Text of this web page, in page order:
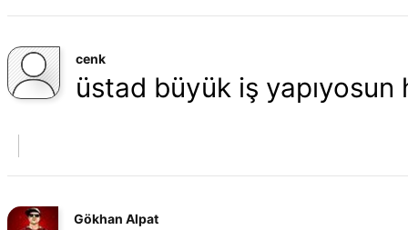
cenk
üstad büyük iş yapıyosun
Gökhan Alpat